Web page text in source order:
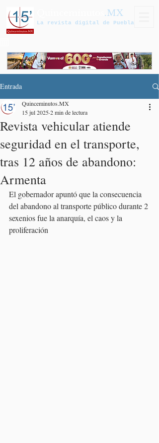
.MX
La revista digital de Puebla
Entrada
Revista vehicular atiende
seguridad en el transporte,
tras 12 años de abandono:
Armenta
Quinceminutos.MX
15 jul 20252 min de lectura
El gobernador apuntó que la consecuencia
del abandono al transporte público durante 2
sexenios fue la anarquía, el caos y la
proliferación